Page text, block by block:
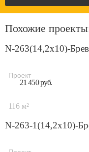
Похожие
N-263(14,2x10)-
Проект
21 450 руб.
116 м²
N-263-1(14,2x10)-